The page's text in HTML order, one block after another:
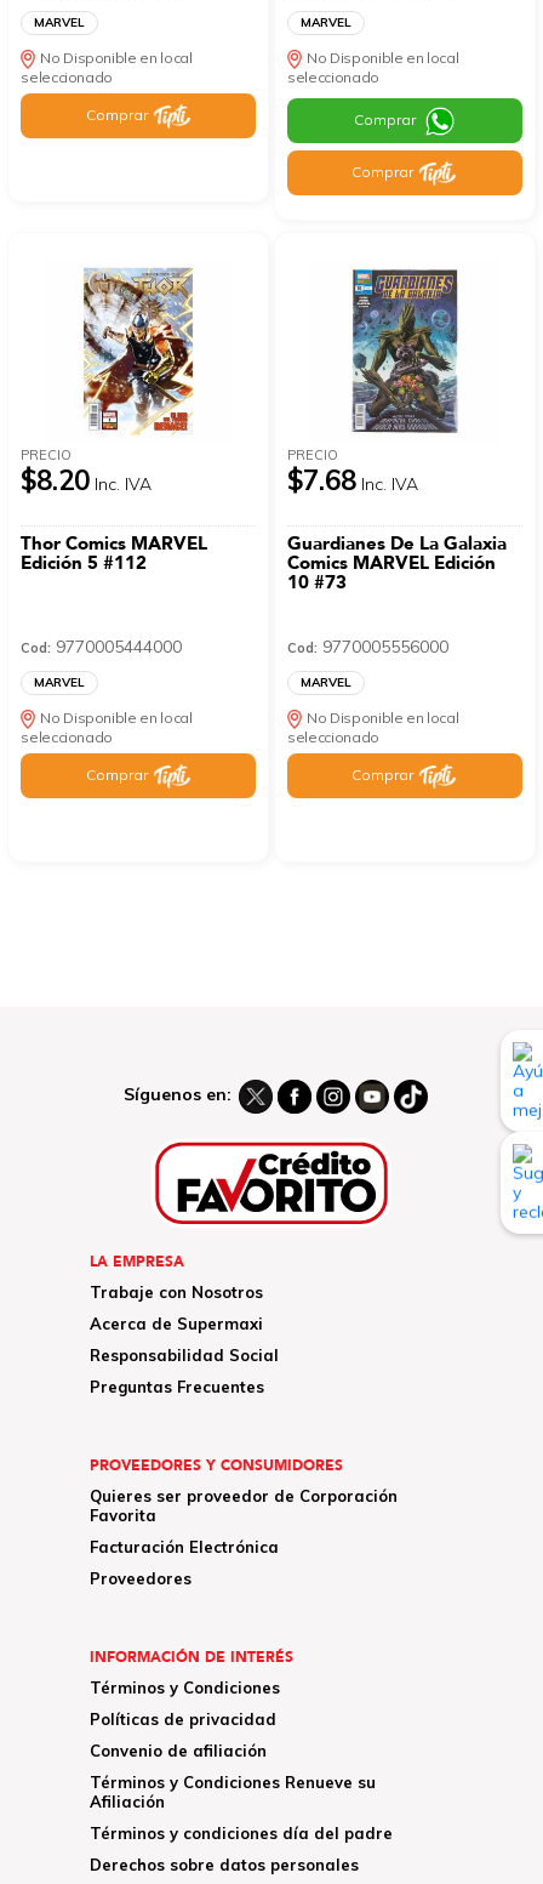
MARVEL
No Disponible en local
seleccionado
Comprar
MARVEL
No Disponible en local
seleccionado
Comprar
Comprar
PRECIO
$8.20 Inc. IVA
Thor Comics MARVEL
Edición 5 #112
Cod: 9770005444000
MARVEL
No Disponible en local
seleccionado
Comprar
PRECIO
$7.68 Inc. IVA
Guardianes De La Galaxia
Comics MARVEL Edición
10 #73
Cod: 9770005556000
MARVEL
No Disponible en local
seleccionado
Comprar
Síguenos en:
LA EMPRESA
Trabaje con Nosotros
Acerca de Supermaxi
Responsabilidad Social
Preguntas Frecuentes
PROVEEDORES Y CONSUMIDORES
Quieres ser proveedor de Corporación
Favorita
Facturación Electrónica
Proveedores
INFORMACIÓN DE INTERÉS
Términos y Condiciones
Políticas de privacidad
Convenio de afiliación
Términos y Condiciones Renueve su
Afiliación
Términos y condiciones día del padre
Derechos sobre datos personales